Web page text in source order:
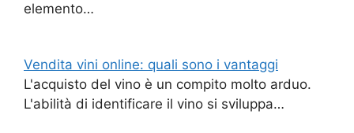
elemento…
Vendita vini online: quali sono i vantaggi
L'acquisto del vino è un compito molto arduo.
L'abilità di identificare il vino si sviluppa…